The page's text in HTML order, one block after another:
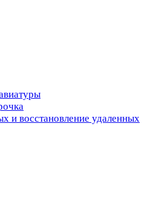
и восстановление удаленных